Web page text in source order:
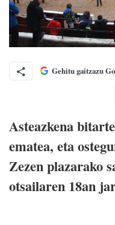
Gehitu gaitzazu
Asteazkena
ematea, eta
Zezen plazarako
otsailaren 18an